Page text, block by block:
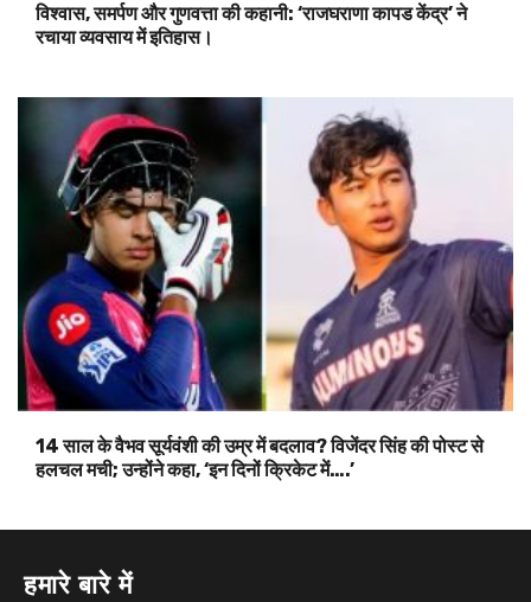
विश्वास, समर्पण और गुणवत्ता की कहानी: ‘राजघराणा कापड केंद्र’ ने
रचाया व्यवसाय में इतिहास।
14 साल के वैभव सूर्यवंशी की उम्र में बदलाव? विजेंदर सिंह की पोस्ट से
हलचल मची; उन्होंने कहा, ‘इन दिनों क्रिकेट में….’
हमारे बारे में